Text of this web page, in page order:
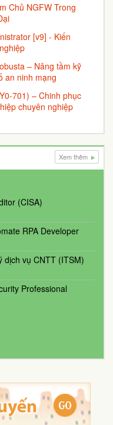
Chủ NGFW Trong
[v9] - Kiến
– Nâng tầm kỹ
an ninh mạng
701) – Chinh phục
chuyên nghiệp
Xem thêm
(CISA)
RPA Developer
dịch vụ CNTT (ITSM)
Professional